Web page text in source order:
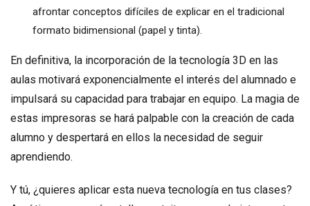
afrontar conceptos difíciles de explicar en el tradicional
formato bidimensional (papel y tinta).
En definitiva, la incorporación de la tecnología 3D en las
aulas motivará exponencialmente el interés del alumnado e
impulsará su capacidad para trabajar en equipo. La magia de
estas impresoras se hará palpable con la creación de cada
alumno y despertará en ellos la necesidad de seguir
aprendiendo.
Y tú, ¿quieres aplicar esta nueva tecnología en tus clases?